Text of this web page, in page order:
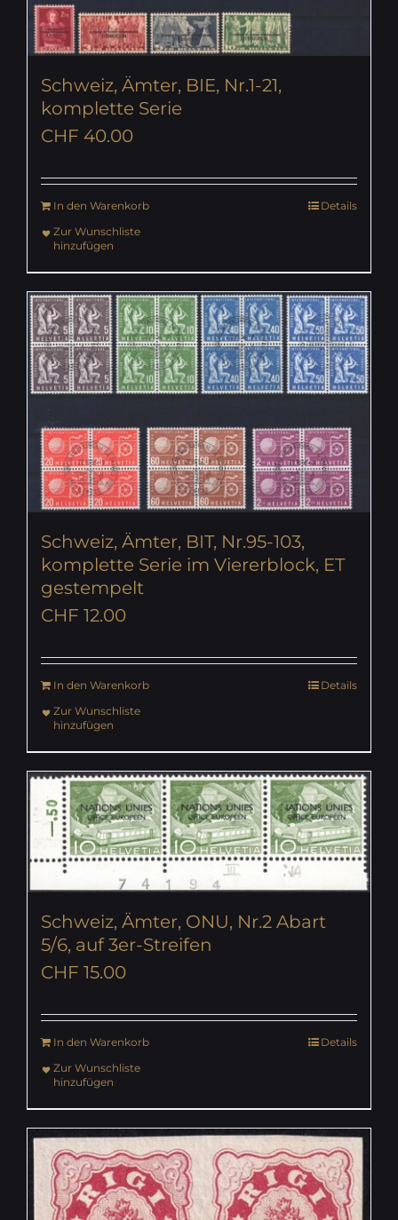
Schweiz, Ämter, BIE, Nr.1-21,
komplette Serie
CHF 40.00
In den Warenkorb
Details
Zur Wunschliste
hinzufügen
Schweiz, Ämter, BIT, Nr.95-103,
komplette Serie im Viererblock, ET
gestempelt
CHF 12.00
In den Warenkorb
Details
Zur Wunschliste
hinzufügen
Schweiz, Ämter, ONU, Nr.2 Abart
5/6, auf 3er-Streifen
CHF 15.00
In den Warenkorb
Details
Zur Wunschliste
hinzufügen